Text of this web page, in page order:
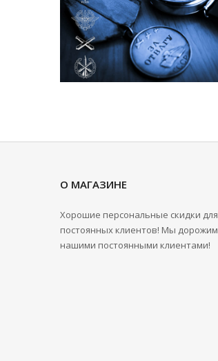
О МАГАЗИНЕ
Хорошие персональные скидки для
постоянных клиентов! Мы дорожим
нашими постоянными клиентами!